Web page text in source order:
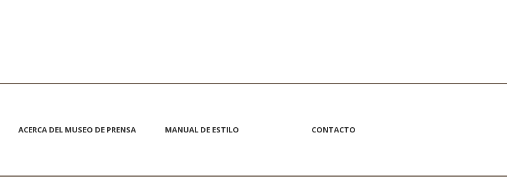
ACERCA DEL MUSEO DE PRENSA MANUAL DE ESTILO CONTACTO